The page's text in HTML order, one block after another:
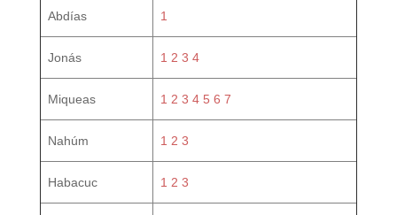
Abdías 1
Jonás 1 2 3 4
Miqueas 1 2 3 4 5 6 7
Nahúm 1 2 3
Habacuc 1 2 3